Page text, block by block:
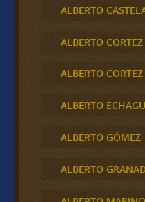
ALBERTO
ALBERTO CORTEZ
ALBERTO
ALBERTO
ALBERTO GÓMEZ
ALBERTO